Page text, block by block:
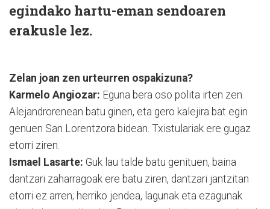
egindako hartu-eman sendoaren
erakusle lez.
Zelan joan zen urteurren ospakizuna?
Karmelo Angiozar: Eguna bera oso polita irten zen.
Alejandrorenean batu ginen, eta gero kalejira bat egin
genuen San Lorentzora bidean. Txistulariak ere gugaz
etorri ziren.
Ismael Lasarte: Guk lau talde batu genituen, baina
dantzari zaharragoak ere batu ziren, dantzari jantzitan
etorri ez arren; herriko jendea, lagunak eta ezagunak